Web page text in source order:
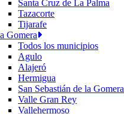
Santa Cruz de La Palma
Tazacorte
Tijarafe
Gomera
Todos los municipios
Agulo
Alajeró
Hermigua
San Sebastián de la Gomera
Valle Gran Rey
Vallehermoso